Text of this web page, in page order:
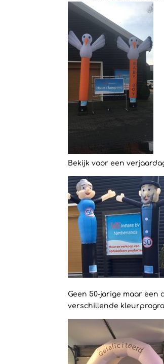
Bekijk voor een
Geen 50-jarige maar een
verschillende